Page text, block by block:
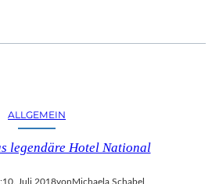
ALLGEMEIN
legendäre Hotel National
10. Juli 2018vonMichaela Schabel